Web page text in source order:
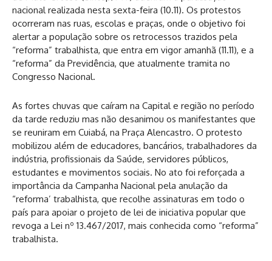
nacional realizada nesta sexta-feira (10.11). Os protestos
ocorreram nas ruas, escolas e praças, onde o objetivo foi
alertar a população sobre os retrocessos trazidos pela
“reforma” trabalhista, que entra em vigor amanhã (11.11), e a
“reforma” da Previdência, que atualmente tramita no
Congresso Nacional.
As fortes chuvas que caíram na Capital e região no período
da tarde reduziu mas não desanimou os manifestantes que
se reuniram em Cuiabá, na Praça Alencastro. O protesto
mobilizou além de educadores, bancários, trabalhadores da
indústria, profissionais da Saúde, servidores públicos,
estudantes e movimentos sociais. No ato foi reforçada a
importância da Campanha Nacional pela anulação da
“reforma’ trabalhista, que recolhe assinaturas em todo o
país para apoiar o projeto de lei de iniciativa popular que
revoga a Lei nº 13.467/2017, mais conhecida como “reforma”
trabalhista.